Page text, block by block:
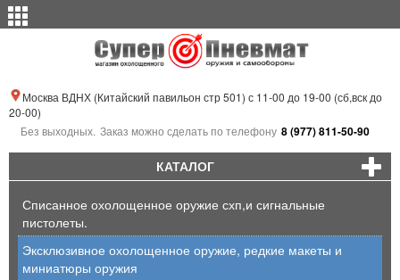
Москва ВДНХ (Китайский павильон стр 501) с 11-00 до 19-00 (сб,вск до
20-00)
Без выходных. Заказ можно сделать по телефону 8 (977) 811-50-90
КАТАЛОГ
Списанное охолощенное оружие схп,и сигнальные
пистолеты.
Эксклюзивное охолощенное оружие, редкие макеты и
миниатюры оружия